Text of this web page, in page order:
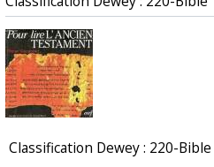
‎ Classification Dewey : 220-Bible‎